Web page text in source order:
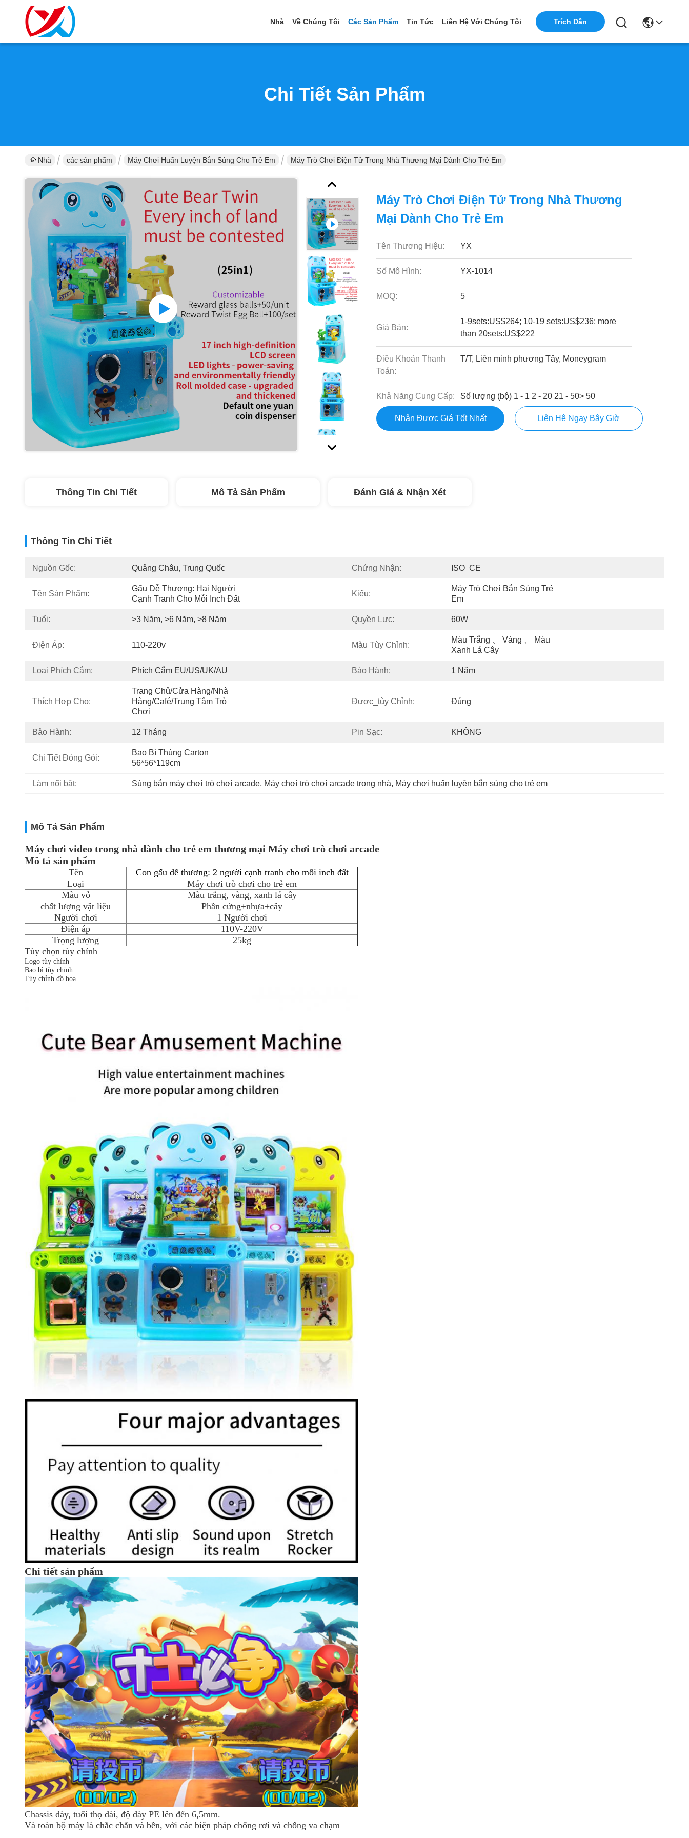
Nhà Về Chúng Tôi Các Sản Phẩm Tin Tức Liên Hệ Với Chúng Tôi Trích Dẫn
Chi Tiết Sản Phẩm
Nhà các sản phẩm Máy Chơi Huấn Luyện Bắn Súng Cho Trẻ Em Máy Trò Chơi Điện Tử Trong Nhà Thương Mại Dành Cho Trẻ Em
Máy Trò Chơi Điện Tử Trong Nhà Thương
Mại Dành Cho Trẻ Em
Tên Thương Hiệu: YX
Số Mô Hình: YX-1014
MOQ: 5
Giá Bán:
1-9sets:US$264; 10-19 sets:US$236; more
than 20sets:US$222
Điều Khoản Thanh
Toán:
T/T, Liên minh phương Tây, Moneygram
Khả Năng Cung Cấp: Số lượng (bộ) 1 - 1 2 - 20 21 - 50> 50
Nhận Được Giá Tốt Nhất Liên Hệ Ngay Bây Giờ
Thông Tin Chi Tiết Mô Tả Sản Phẩm Đánh Giá & Nhận Xét
Thông Tin Chi Tiết
Nguồn Gốc: Quảng Châu, Trung Quốc Chứng Nhận: ISO  CE
Tên Sản Phẩm:
Gấu Dễ Thương: Hai Người
Cạnh Tranh Cho Mỗi Inch Đất
Kiểu:
Máy Trò Chơi Bắn Súng Trẻ
Em
Tuổi: >3 Năm, >6 Năm, >8 Năm Quyền Lực: 60W
Điện Áp: 110-220v Màu Tùy Chỉnh:
Màu Trắng 、 Vàng 、 Màu
Xanh Lá Cây
Loại Phích Cắm: Phích Cắm EU/US/UK/AU Bảo Hành: 1 Năm
Thích Hợp Cho:
Trang Chủ/Cửa Hàng/Nhà
Hàng/Café/Trung Tâm Trò
Chơi
Được_tùy Chỉnh: Đúng
Bảo Hành: 12 Tháng Pin Sạc: KHÔNG
Chi Tiết Đóng Gói:
Bao Bì Thùng Carton
56*56*119cm
Làm nổi bật: Súng bắn máy chơi trò chơi arcade, Máy chơi trò chơi arcade trong nhà, Máy chơi huấn luyện bắn súng cho trẻ em
Mô Tả Sản Phẩm
Máy chơi video trong nhà dành cho trẻ em thương mại Máy chơi trò chơi arcade
Mô tả sản phẩm
Tên
Con gấu dễ thương: 2 người cạnh tranh cho mỗi inch đất
Loại
Máy chơi trò chơi cho trẻ em
Màu vỏ
Màu trắng, vàng, xanh lá cây
chất lượng vật liệu
Phần cứng+nhựa+cây
Người chơi
1 Người chơi
Điện áp
110V-220V
Trọng lượng
25kg
Tùy chọn tùy chỉnh
Logo tùy chỉnh
Bao bì tùy chỉnh
Tùy chỉnh đồ họa
Chi tiết sản phẩm
Chassis dày, tuổi thọ dài, độ dày PE lên đến 6,5mm.
Và toàn bộ máy là chắc chắn và bền, với các biện pháp chống rơi và chống va chạm